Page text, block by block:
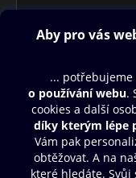
Obsah ke stažení
Moje O2 Knihovna
Další zábava